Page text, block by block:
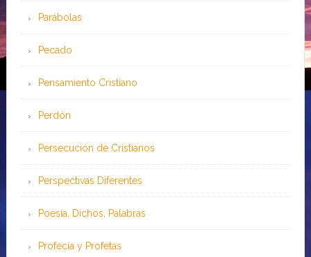
Parábolas
Pecado
Pensamiento Cristiano
Perdón
Persecución de Cristianos
Perspectivas Diferentes
Poesía, Dichos, Palabras
Profecía y Profetas